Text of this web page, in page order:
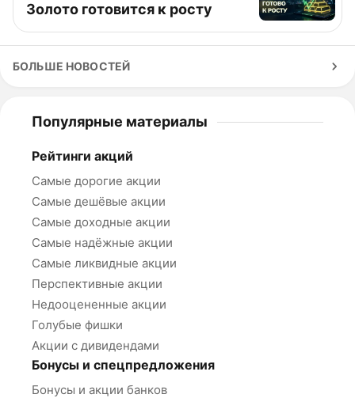
Золото готовится к росту
БОЛЬШЕ НОВОСТЕЙ
Популярные материалы
Рейтинги акций
Самые дорогие акции
Самые дешёвые акции
Самые доходные акции
Самые надёжные акции
Самые ликвидные акции
Перспективные акции
Недооцененные акции
Голубые фишки
Акции с дивидендами
Бонусы и спецпредложения
Бонусы и акции банков